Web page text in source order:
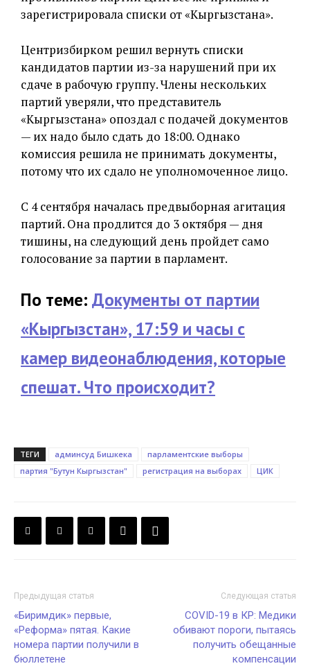
зарегистрировала списки от «Кыргызстана».
Центризбирком решил вернуть списки
кандидатов партии из-за нарушений при их
сдаче в рабочую группу. Члены нескольких
партий уверяли, что представитель
«Кыргызстана» опоздал с подачей документов
— их надо было сдать до 18:00. Однако
комиссия решила не принимать документы,
потому что их сдало не уполномоченное лицо.
С 4 сентября началась предвыборная агитация
партий. Она продлится до 3 октября — дня
тишины, на следующий день пройдет само
голосование за партии в парламент.
По теме: Документы от партии
«Кыргызстан», 17:59 и часы с
камер видеонаблюдения, которые
спешат. Что происходит?
ТЕГИ админсуд Бишкека
парламентские выборы
партия "Бутун Кыргызстан"
регистрация на выборах ЦИК
Предыдущая статья
«Биримдик» первые,
«Реформа» пятая. Какие
номера партии получили в
бюллетене
Следующая статья
COVID-19 в КР: Медики
обивают пороги, пытаясь
получить обещанные
компенсации